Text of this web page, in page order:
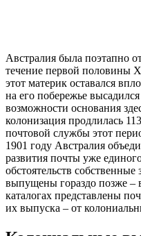
Австралия была поэтапно
течение первой половины
этот материк оставался
на его побережье
возможности основания
колонизация продлилась
почтовой службы этот
1901 году Австралия
развития почты уже
обстоятельств
выпущены гораздо позже –
каталогах представлены
их выпуска – от